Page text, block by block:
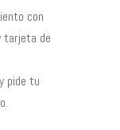
con
tarjeta de
pide tu